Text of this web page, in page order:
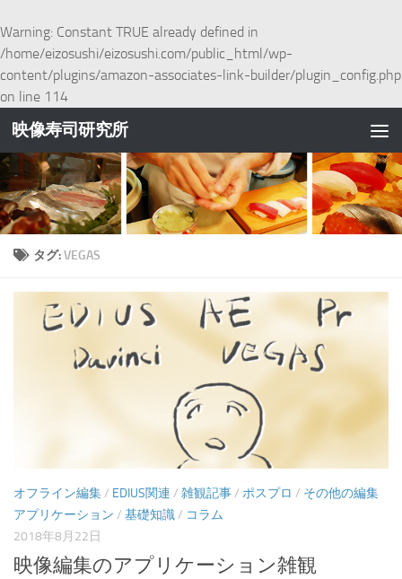
Warning: Constant TRUE already defined in
/home/eizosushi/eizosushi.com/public_html/wp-
content/plugins/amazon-associates-link-builder/plugin_config.php
on line 114
コンテンツへスキップ
映像寿司研究所
タグ:VEGAS
オフライン編集/ EDIUS関連 / 雑観記事/ ポスプロ / その他の編集
アプリケーション / 基礎知識/ コラム
2018年8月22日
映像編集のアプリケーション雑観